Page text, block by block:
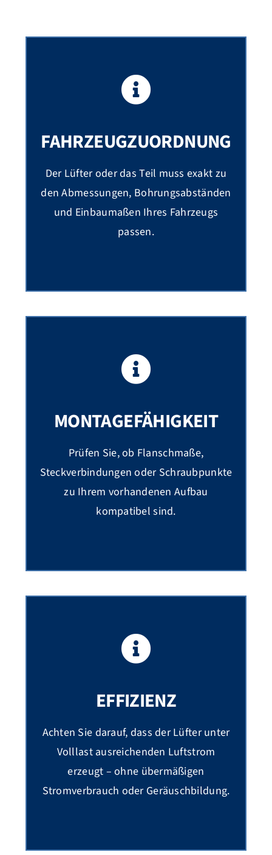
FAHRZEUGZUORDNUNG
Der Lüfter oder das Teil muss exakt zu
den Abmessungen, Bohrungsabständen
und Einbaumaßen Ihres Fahrzeugs
passen.
MONTAGEFÄHIGKEIT
Prüfen Sie, ob Flanschmaße,
Steckverbindungen oder Schraubpunkte
zu Ihrem vorhandenen Aufbau
kompatibel sind.
EFFIZIENZ
Achten Sie darauf, dass der Lüfter unter
Volllast ausreichenden Luftstrom
erzeugt – ohne übermäßigen
Stromverbrauch oder Geräuschbildung.